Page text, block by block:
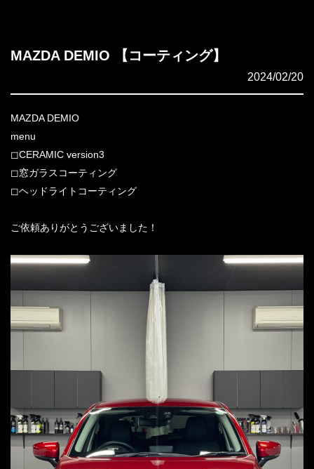
MAZDA DEMIO 【コーティング】
2024/02/20
MAZDA DEMIO
menu
◻︎CERAMIC version3
◻︎窓ガラスコーティング
◻︎ヘッドライトコーティング
ご依頼ありがとうございました！